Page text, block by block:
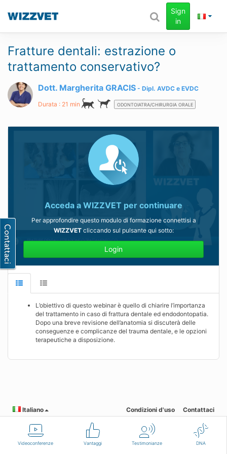
Videoconferenze Vantaggi Testimonianze DNA
Sign
in
Fratture dentali: estrazione o
trattamento conservativo?
Dott. Margherita GRACIS Dipl. AVDC e EVDC
Durata : 21 min ODONTOIATRA/CHIRURGIA ORALE
Acceda a WIZZVET per continuare
Per approfondire questo modulo di formazione connettisi a
WIZZVETcliccando sul pulsante qui sotto:
Login
L’obiettivo di questo webinar è quello di chiarire l’importanza
del trattamento in caso di frattura dentale ed endodontopatia.
Dopo una breve revisione dell’anatomia si discuterà delle
conseguenze e complicanze del trauma dentale, e le opzioni
terapeutiche a disposizione.
Italiano Condizioni d'uso Contattaci